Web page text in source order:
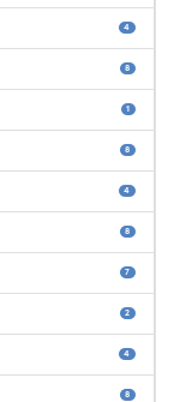
4
8
1
8
4
8
7
2
4
8